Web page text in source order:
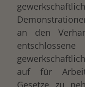
an den
auf für
Gesetze zu